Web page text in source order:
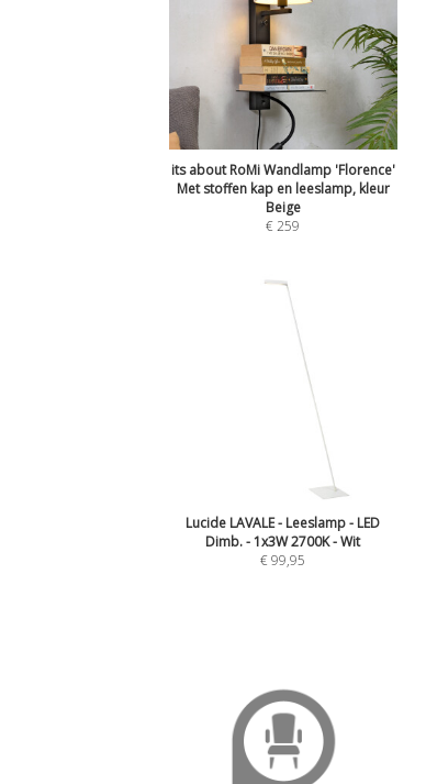
its about RoMi Wandlamp 'Florence'
Met stoffen kap en leeslamp, kleur
Beige
€259
Lucide LAVALE - Leeslamp - LED
Dimb. - 1x3W 2700K - Wit
€99,95